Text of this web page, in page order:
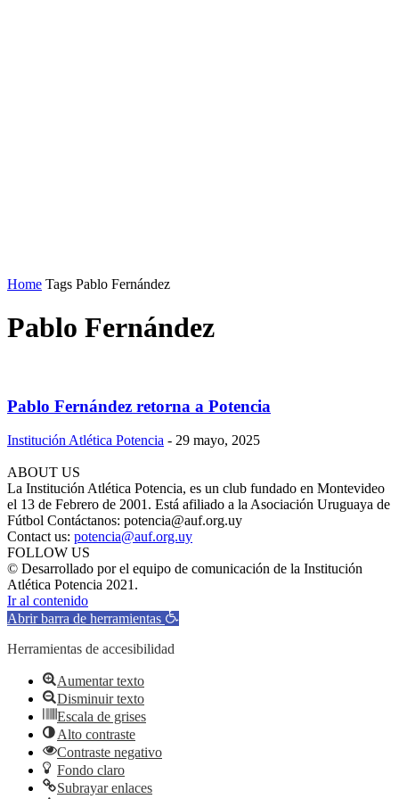
Home Tags Pablo Fernández
Pablo Fernández
Pablo Fernández retorna a Potencia
Institución Atlética Potencia - 29 mayo, 2025
ABOUT US
La Institución Atlética Potencia, es un club fundado en Montevideo
el 13 de Febrero de 2001. Está afiliado a la Asociación Uruguaya de
Fútbol Contáctanos: potencia@auf.org.uy
Contact us: potencia@auf.org.uy
FOLLOW US
© Desarrollado por el equipo de comunicación de la Institución
Atlética Potencia 2021.
Ir al contenido
Abrir barra de herramientas
Herramientas de accesibilidad
Aumentar texto
Disminuir texto
Escala de grises
Alto contraste
Contraste negativo
Fondo claro
Subrayar enlaces